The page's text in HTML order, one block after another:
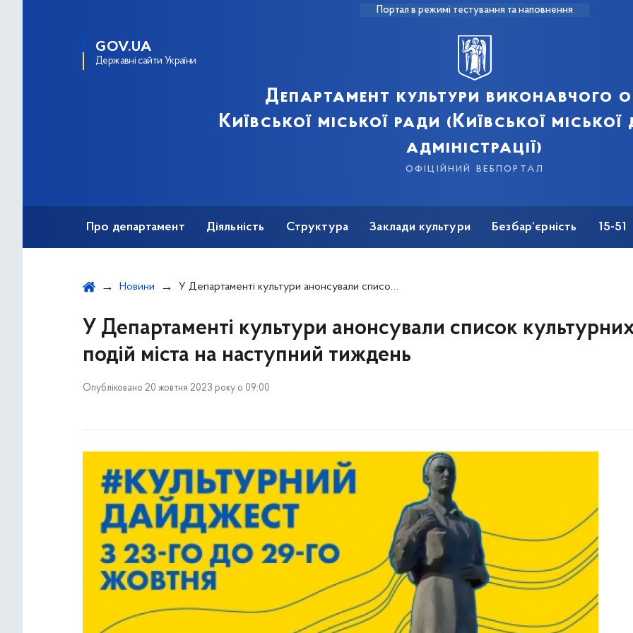
Портал в режимі тестування та наповнення
GOV.UA
Державні сайти України
Департамент культури виконавчого
Київської міської ради (Київської
адміністрації)
офіційний вебпортал
Про департамент Діяльність Структура Заклади культури Безбар’єрність 15-51
Новини У Департаменті культури анонсували список культурних подій міста на наступний тиждень
У Департаменті культури анонсували список
подій міста на наступний тиждень
Опубліковано 20 жовтня 2023 року о 09:00